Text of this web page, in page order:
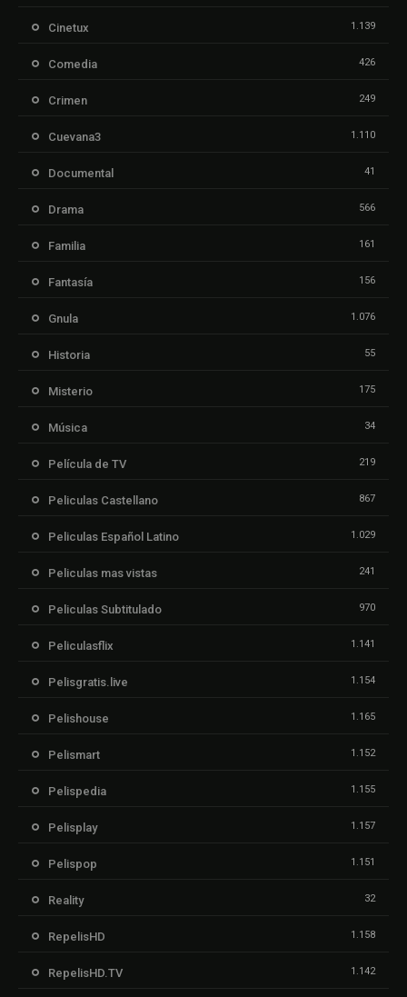
Cinetux 1.139
Comedia 426
Crimen 249
Cuevana3 1.110
Documental 41
Drama 566
Familia 161
Fantasía 156
Gnula 1.076
Historia 55
Misterio 175
Música 34
Película de TV 219
Peliculas Castellano 867
Peliculas Español Latino 1.029
Peliculas mas vistas 241
Peliculas Subtitulado 970
Peliculasflix 1.141
Pelisgratis.live 1.154
Pelishouse 1.165
Pelismart 1.152
Pelispedia 1.155
Pelisplay 1.157
Pelispop 1.151
Reality 32
RepelisHD 1.158
RepelisHD.TV 1.142